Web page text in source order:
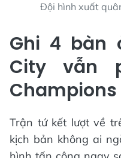
Đội hình xuất
Ghi 4 bàn
City vẫn
Champions
Trận tứ kết lượt về
kịch bản không ai